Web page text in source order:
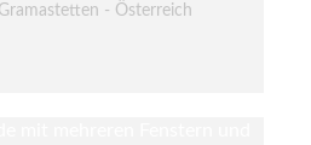
- Österreich